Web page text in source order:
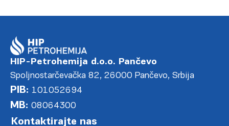
HIP-Petrohemija d.o.o. Pančevo
Spoljnostarčevačka 82, 26000 Pančevo, Srbija
PIB: 101052694
MB: 08064300
Kontaktirajte nas